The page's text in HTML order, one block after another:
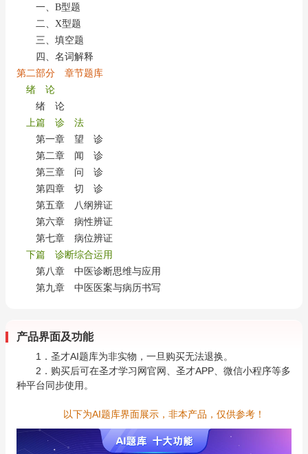
一、B型题
二、X型题
三、填空题
四、名词解释
第二部分 章节题库
绪 论
绪 论
上篇 诊 法
第一章 望 诊
第二章 闻 诊
第三章 问 诊
第四章 切 诊
第五章 八纲辨证
第六章 病性辨证
第七章 病位辨证
下篇 诊断综合运用
第八章 中医诊断思维与应用
第九章 中医医案与病历书写
产品界面及功能
1．圣才AI题库为非实物，一旦购买无法退换。
2．购买后可在圣才学习网官网、圣才APP、微信小程序等多
种平台同步使用。
以下为AI题库界面展示，非本产品，仅供参考！